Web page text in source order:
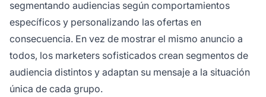
segmentando audiencias según comportamientos
específicos y personalizando las ofertas en
consecuencia. En vez de mostrar el mismo anuncio a
todos, los marketers sofisticados crean segmentos de
audiencia distintos y adaptan su mensaje a la situación
única de cada grupo.